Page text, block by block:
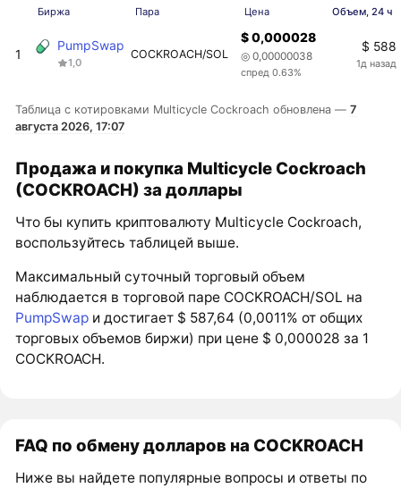
Биржа Пара Цена Объем, 24 ч
1
PumpSwap
1,0
COCKROACH/SOL
$ 0,000028
◎ 0,00000038
спред 0.63%
$ 588
1д назад
Таблица с котировками Multicycle Cockroach обновлена —7
августа 2026, 17:07
Продажа и покупка Multicycle Cockroach
(COCKROACH) за доллары
Что бы купить криптовалюту Multicycle Cockroach,
воспользуйтесь таблицей выше.
Максимальный суточный торговый объем
наблюдается в торговой паре COCKROACH/SOL на
PumpSwap и достигает $ 587,64 (0,0011% от общих
торговых объемов биржи) при цене $ 0,000028 за 1
COCKROACH.
FAQ по обмену долларов на COCKROACH
Ниже вы найдете популярные вопросы и ответы по